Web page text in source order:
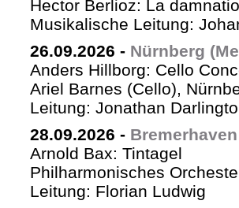
Hector Berlioz: La
Musikalische Leitung:
26.09.2026 - Nürnberg
Anders Hillborg: Cello
Ariel Barnes (Cello),
Leitung: Jonathan
28.09.2026 - Bremerhaven
Arnold Bax: Tintagel
Philharmonisches
Leitung: Florian Ludwig